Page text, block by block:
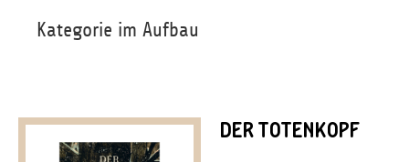
Kategorie im Aufbau
DER TOTENKOPF